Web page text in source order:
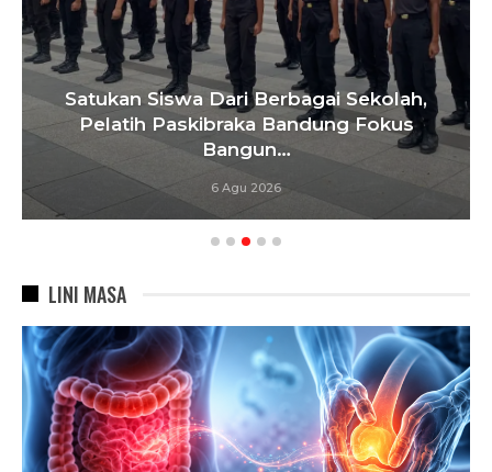
Satukan Siswa Dari Berbagai Sekolah,
Pelatih Paskibraka Bandung Fokus
Bangun…
6 Agu 2026
LINI MASA